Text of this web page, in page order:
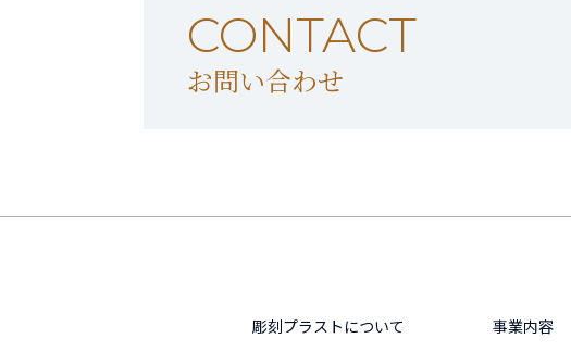
CONTACT
お問い合わせ
彫刻プラストについて 事業内容